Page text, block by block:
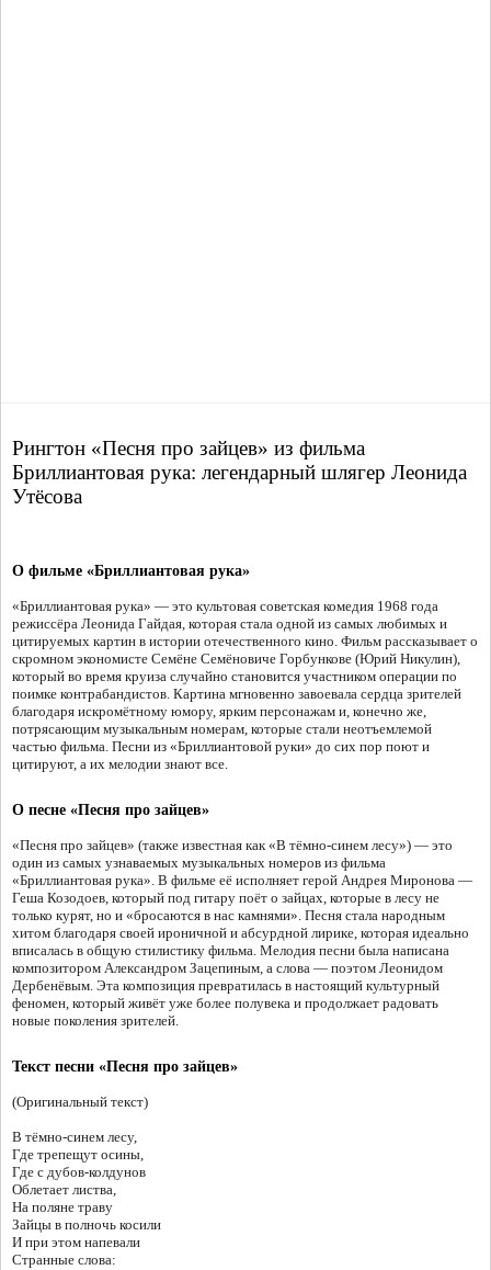
Рингтон «Песня про зайцев» из фильма
Бриллиантовая рука: легендарный шлягер Леонида
Утёсова
О фильме «Бриллиантовая рука»
«Бриллиантовая рука» — это культовая советская комедия 1968 года
режиссёра Леонида Гайдая, которая стала одной из самых любимых и
цитируемых картин в истории отечественного кино. Фильм рассказывает о
скромном экономисте Семёне Семёновиче Горбункове (Юрий Никулин),
который во время круиза случайно становится участником операции по
поимке контрабандистов. Картина мгновенно завоевала сердца зрителей
благодаря искромётному юмору, ярким персонажам и, конечно же,
потрясающим музыкальным номерам, которые стали неотъемлемой
частью фильма. Песни из «Бриллиантовой руки» до сих пор поют и
цитируют, а их мелодии знают все.
О песне «Песня про зайцев»
«Песня про зайцев» (также известная как «В тёмно-синем лесу») — это
один из самых узнаваемых музыкальных номеров из фильма
«Бриллиантовая рука». В фильме её исполняет герой Андрея Миронова —
Геша Козодоев, который под гитару поёт о зайцах, которые в лесу не
только курят, но и «бросаются в нас камнями». Песня стала народным
хитом благодаря своей ироничной и абсурдной лирике, которая идеально
вписалась в общую стилистику фильма. Мелодия песни была написана
композитором Александром Зацепиным, а слова — поэтом Леонидом
Дербенёвым. Эта композиция превратилась в настоящий культурный
феномен, который живёт уже более полувека и продолжает радовать
новые поколения зрителей.
Текст песни «Песня про зайцев»
(Оригинальный текст)
В тёмно-синем лесу,
Где трепещут осины,
Где с дубов-колдунов
Облетает листва,
На поляне траву
Зайцы в полночь косили
И при этом напевали
Странные слова: